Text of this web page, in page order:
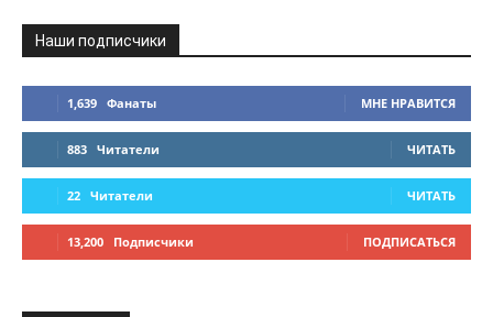
Наши подписчики
1,639 Фанаты МНЕ НРАВИТСЯ
883 Читатели ЧИТАТЬ
22 Читатели ЧИТАТЬ
13,200 Подписчики ПОДПИСАТЬСЯ